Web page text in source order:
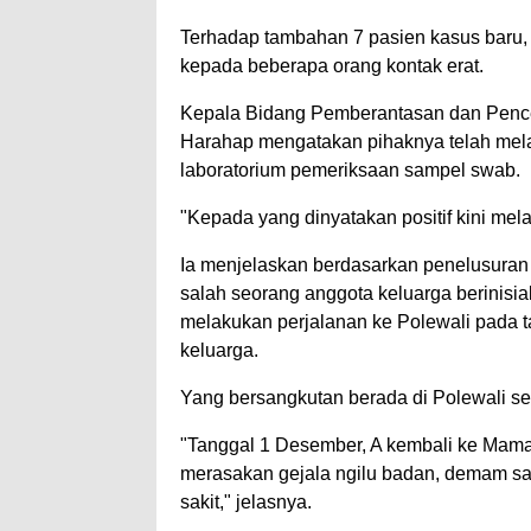
Terhadap tambahan 7 pasien kasus
kepada beberapa orang kontak erat.
Kepala Bidang Pemberantasan dan
Harahap mengatakan pihaknya telah
laboratorium pemeriksaan sampel swab.
"Kepada yang dinyatakan positif kini
Ia menjelaskan berdasarkan
salah seorang anggota keluarga
melakukan perjalanan ke Polewali pada
keluarga.
Yang bersangkutan berada di Polewali
"Tanggal 1 Desember, A kembali ke
merasakan gejala ngilu badan, demam
sakit," jelasnya.